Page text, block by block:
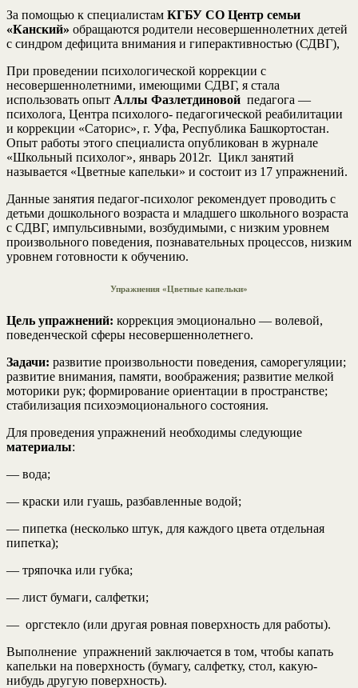
За помощью к специалистам КГБУ СО Центр семьи
«Канский» обращаются родители несовершеннолетних детей
с синдром дефицита внимания и гиперактивностью (СДВГ),
При проведении психологической коррекции с
несовершеннолетними, имеющими СДВГ, я стала
использовать опыт Аллы Фазлетдиновой педагога —
психолога, Центра психолого- педагогической реабилитации
и коррекции «Саторис», г. Уфа, Республика Башкортостан.
Опыт работы этого специалиста опубликован в журнале
«Школьный психолог», январь 2012г. Цикл занятий
называется «Цветные капельки» и состоит из 17 упражнений.
Данные занятия педагог-психолог рекомендует проводить с
детьми дошкольного возраста и младшего школьного возраста
с СДВГ, импульсивными, возбудимыми, с низким уровнем
произвольного поведения, познавательных процессов, низким
уровнем готовности к обучению.
Упражнения «Цветные капельки»
Цель упражнений: коррекция эмоционально — волевой,
поведенческой сферы несовершеннолетнего.
Задачи: развитие произвольности поведения, саморегуляции;
развитие внимания, памяти, воображения; развитие мелкой
моторики рук; формирование ориентации в пространстве;
стабилизация психоэмоционального состояния.
Для проведения упражнений необходимы следующие
материалы:
— вода;
— краски или гуашь, разбавленные водой;
— пипетка (несколько штук, для каждого цвета отдельная
пипетка);
— тряпочка или губка;
— лист бумаги, салфетки;
— оргстекло (или другая ровная поверхность для работы).
Выполнение упражнений заключается в том, чтобы капать
капельки на поверхность (бумагу, салфетку, стол, какую-
нибудь другую поверхность).